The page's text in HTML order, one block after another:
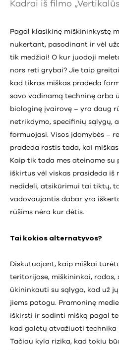
Kadrai iš filmo
Pagal klasikinę miškininkystę
nukertant, pasodinant ir vėl
tik medžiai! O kur juodoji
nors reti grybai? Jie taip
kad tikras miškas pradeda
savo vadinamą techninę arba
biologinę įvairovę – yra daug
netrikdymo, specifinių sąlygų,
formuojasi. Visos įdomybės –
pradeda rastis tada, kai
Kaip tik tada mes ateiname su
iškirtus vėl viskas prasideda iš
nedideli, atsikūrimui tai tiktų,
vadovaujantis dabar yra
rūšims nėra kur dėtis.
Tai kokios alternatyvos?
Diskutuojant, kaip miškai
teritorijose, miškininkai, rodos,
ūkininkauti su sąlyga, kad už
jiems patogu. Pramoninę
iškirsti ir sodinti mišką pagal
kad galėtų atvažiuoti technika
Tačiau kyla rizika, kad tokiu